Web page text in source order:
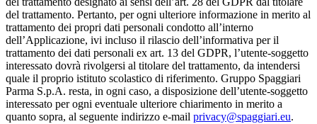
del trattamento. Pertanto, per ogni ulteriore informazione in merito al
trattamento dei propri dati personali condotto all’interno
dell’Applicazione, ivi incluso il rilascio dell’informativa per il
trattamento dei dati personali ex art. 13 del GDPR, l’utente-soggetto
interessato dovrà rivolgersi al titolare del trattamento, da intendersi
quale il proprio istituto scolastico di riferimento. Gruppo Spaggiari
Parma S.p.A. resta, in ogni caso, a disposizione dell’utente-soggetto
interessato per ogni eventuale ulteriore chiarimento in merito a
quanto sopra, al seguente indirizzo e-mail privacy@spaggiari.eu.